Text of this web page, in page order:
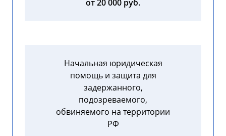
от 20 000 руб.
Начальная юридическая
помощь и защита для
задержанного,
подозреваемого,
обвиняемого на территории
РФ